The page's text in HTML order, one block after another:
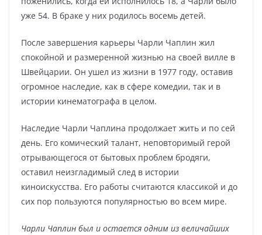
уже 54. В браке у них родилось восемь детей.
После завершения карьеры Чарли Чаплин жил
спокойной и размеренной жизнью на своей вилле в
Швейцарии. Он ушел из жизни в 1977 году, оставив
огромное наследие, как в сфере комедии, так и в
истории кинематографа в целом.
Наследие Чарли Чаплина продолжает жить и по сей
день. Его комический талант, неповторимый герой
отрывающегося от бытовых проблем бродяги,
оставил неизгладимый след в истории
киноискусства. Его работы считаются классикой и до
сих пор пользуются популярностью во всем мире.
Чарли Чаплин был и остается одним из величайших